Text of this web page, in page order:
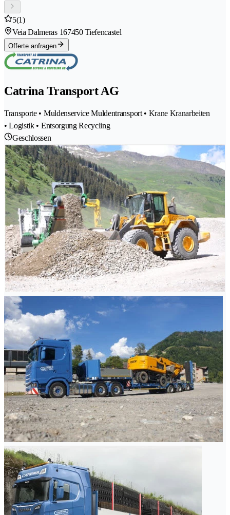
5(1)
Veia Dalmeras 167450 Tiefencastel
Offerte anfragen
Catrina Transport AG
Transporte • Muldenservice Muldentransport • Krane Kranarbeiten
• Logistik • Entsorgung Recycling
Geschlossen